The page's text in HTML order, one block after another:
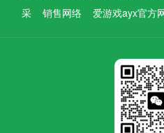
采
销售网络 爱游戏ayx官方